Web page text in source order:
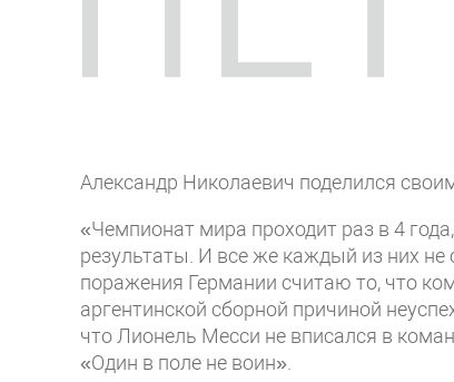
Александр Николаевич поделился
«Чемпионат мира проходит раз в 4
результаты. И все же каждый из них не
поражения Германии считаю то, что
аргентинской сборной причиной
что Лионель Месси не вписался в
«Один в поле не воин».